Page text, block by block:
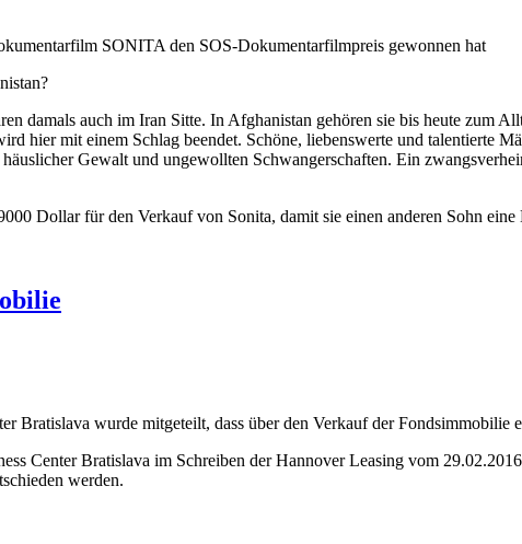
SONITA den SOS-Dokumentarfilmpreis gewonnen hat
damals auch im Iran Sitte. In Afghanistan gehören sie bis heute zum
hier mit einem Schlag beendet. Schöne, liebenswerte und talentierte
Gewalt und ungewollten Schwangerschaften. Ein
Dollar für den Verkauf von Sonita, damit sie einen anderen Sohn
Bratislava wurde mitgeteilt, dass über den Verkauf der Fondsimmobilie
Center Bratislava im Schreiben der Hannover Leasing vom
werden.